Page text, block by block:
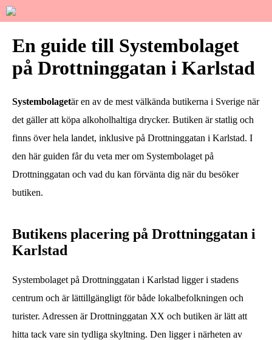
En guide till Systembolaget
på Drottninggatan i Karlstad
Systembolagetär en av de mest välkända butikerna i Sverige när
det gäller att köpa alkoholhaltiga drycker. Butiken är statlig och
finns över hela landet, inklusive på Drottninggatan i Karlstad. I
den här guiden får du veta mer om Systembolaget på
Drottninggatan och vad du kan förvänta dig när du besöker
butiken.
Butikens placering på Drottninggatan i
Karlstad
Systembolaget på Drottninggatan i Karlstad ligger i stadens
centrum och är lättillgängligt för både lokalbefolkningen och
turister. Adressen är Drottninggatan XX och butiken är lätt att
hitta tack vare sin tydliga skyltning. Den ligger i närheten av